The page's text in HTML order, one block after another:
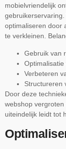
mobielvriendelijk
optimaliseren door
te verkleinen.
Gebruik van
Verbeteren
Structureren
Door deze
webshop
uiteindelijk leidt tot